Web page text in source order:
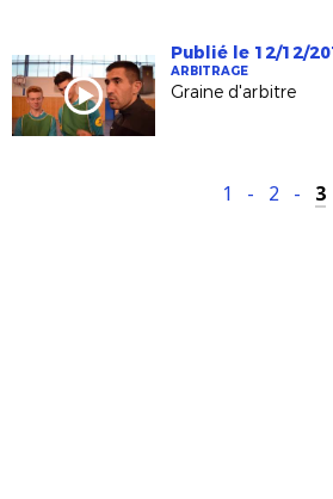
Publié le 12/12/
ARBITRAGE
Graine d'arbitre
1 - 2 - 3